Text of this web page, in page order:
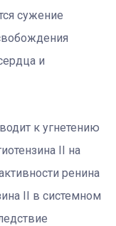
сужение
и
к угнетению
II на
ренина
II в системном